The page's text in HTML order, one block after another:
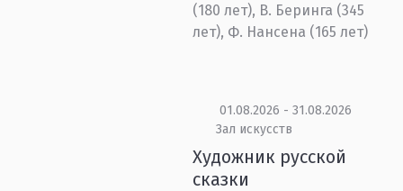
(180 лет), В. Беринга (345
лет), Ф. Нансена (165 лет)
01.08.2026 - 31.08.2026
Зал искусств
Художник русской
сказки